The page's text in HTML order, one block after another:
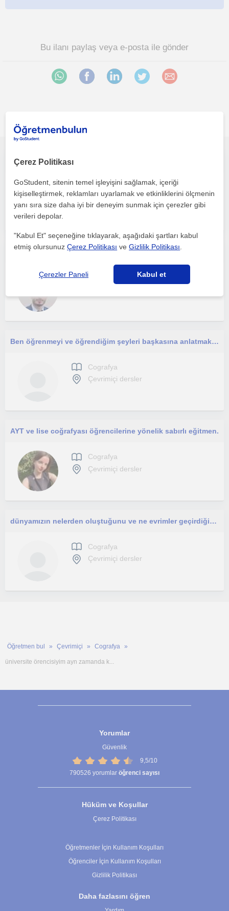
Bu ilanı paylaş veya e-posta ile gönder
Cografya
Çevrimiçi dersler
Cografya
Ben öğrenmeyi ve öğrendiğim şeyleri başkasına anlatmak konusunda cok heyecanlı biriyim. Derslerim ortaokul kademesine yönelik
Cografya
Çevrimiçi dersler
AYT ve lise coğrafyası öğrencilerine yönelik sabırlı eğitmen.
Cografya
Çevrimiçi dersler
dünyamızın nelerden oluştuğunu ve ne evrimler geçirdiğini öğrenmek ister misiniz işte coğrafya dersi ile bunu başaracaksınız
Cografya
Çevrimiçi dersler
Öğretmen bul Çevrimiçi Cografya
üniversite örencisiyim ayn zamanda k...
Yorumlar
Güvenlik
9,5/10
790526 yorumlar öğrenci sayısı
Hüküm ve Koşullar
Çerez Politikası
Öğretmenler İçin Kullanım Koşulları
Öğrenciler İçin Kullanım Koşulları
Gizlilik Politikası
Daha fazlasını öğren
Çerez Politikası
GoStudent, sitenin temel işleyişini sağlamak, içeriği
kişiselleştirmek, reklamları uyarlamak ve etkinliklerini ölçmenin
yanı sıra size daha iyi bir deneyim sunmak için çerezler gibi
verileri depolar.
"Kabul Et" seçeneğine tıklayarak, aşağıdaki şartları kabul
etmiş olursunuzÇerez Politikası veGizlilik Politikası
Çerezler Paneli Kabul et